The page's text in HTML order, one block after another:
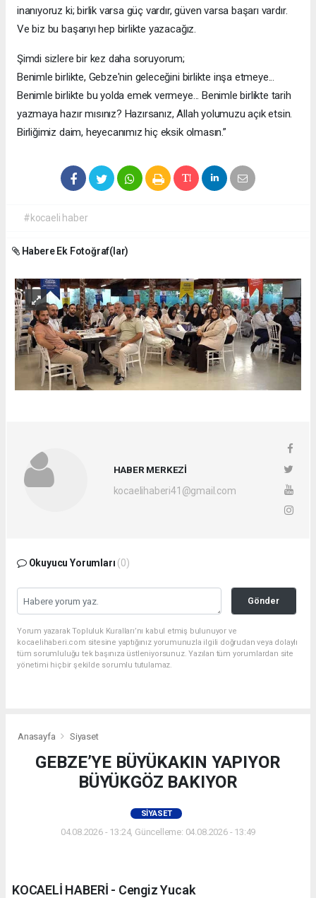
inanıyoruz ki; birlik varsa güç vardır, güven varsa başarı vardır.
Ve biz bu başarıyı hep birlikte yazacağız.
Şimdi sizlere bir kez daha soruyorum;
Benimle birlikte, Gebze'nin geleceğini birlikte inşa etmeye...
Benimle birlikte bu yolda emek vermeye... Benimle birlikte tarih
yazmaya hazır mısınız? Hazırsanız, Allah yolumuzu açık etsin.
Birliğimiz daim, heyecanımız hiç eksik olmasın.”
#kocaeli haber
Habere Ek Fotoğraf(lar)
HABER MERKEZİ
kocaelihaberi41@gmail.com
Okuyucu Yorumları (0)
Gönder
Yorum yazarak Topluluk Kuralları’nı kabul etmiş bulunuyor ve
kocaelihaberi.com sitesine yaptığınız yorumunuzla ilgili doğrudan veya dolaylı
tüm sorumluluğu tek başınıza üstleniyorsunuz. Yazılan tüm yorumlardan site
yönetimi hiçbir şekilde sorumlu tutulamaz.
Anasayfa Siyaset
GEBZE’YE BÜYÜKAKIN YAPIYOR
BÜYÜKGÖZ BAKIYOR
SIYASET
04.08.2026 - 13:24, Güncelleme: 04.08.2026 - 13:49
KOCAELİ HABERİ - Cengiz Yucak